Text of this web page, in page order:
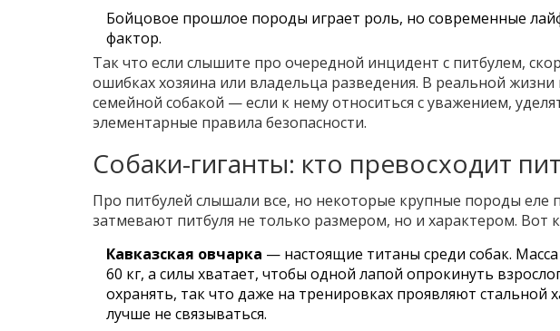
Бойцовое прошлое породы играет роль, но современные
фактор.
Так что если слышите про очередной инцидент с питбулем,
ошибках хозяина или владельца разведения. В реальной
семейной собакой — если к нему относиться с уважением,
элементарные правила безопасности.
Собаки-гиганты: кто превосходит
Про питбулей слышали все, но некоторые крупные породы еле
затмевают питбуля не только размером, но и характером. Вот
Кавказская овчарка — настоящие титаны среди собак.
60 кг, а силы хватает, чтобы одной лапой опрокинуть
охранять, так что даже на тренировках проявляют стальной
лучше не связываться.